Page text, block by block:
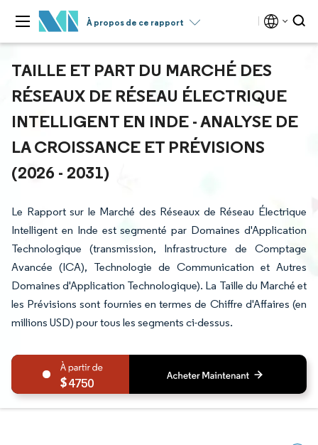
À propos de ce rapport
TAILLE ET PART DU MARCHÉ DES
RÉSEAUX DE RÉSEAU ÉLECTRIQUE
INTELLIGENT EN INDE - ANALYSE DE
LA CROISSANCE ET PRÉVISIONS
(2026 - 2031)
Le Rapport sur le Marché des Réseaux de Réseau Électrique
Intelligent en Inde est segmenté par Domaines d'Application
Technologique (transmission, Infrastructure de Comptage
Avancée (ICA), Technologie de Communication et Autres
Domaines d'Application Technologique). La Taille du Marché et
les Prévisions sont fournies en termes de Chiffre d'Affaires (en
millions USD) pour tous les segments ci-dessus.
4750